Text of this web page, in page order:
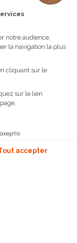
notre audience,
la navigation la plus
cliquant sur le
sur le lien
accepter